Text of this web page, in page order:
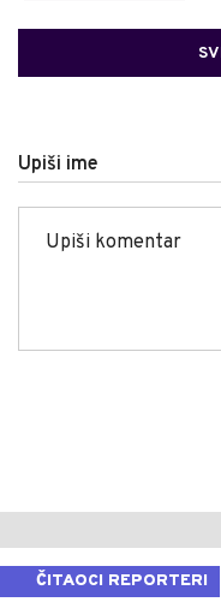
Upiši ime
ČITAOCI REPORTERI